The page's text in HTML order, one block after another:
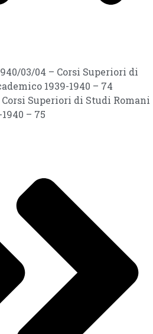
03/04 – Corsi Superiori di
1939-1940 – 74
Corsi Superiori di Studi Romani
– 75